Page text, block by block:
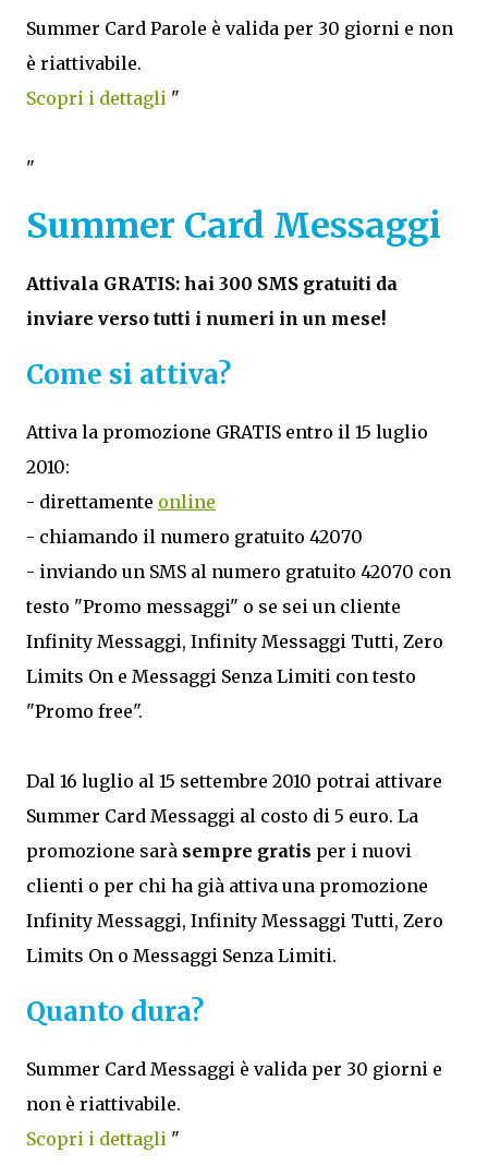
Summer Card Parole è valida per 30 giorni e non
è riattivabile.
Scopri i dettagli "
"
Summer Card Messaggi
Attivala GRATIS: hai 300 SMS gratuiti da
inviare verso tutti i numeri in un mese!
Come si attiva?
Attiva la promozione GRATIS entro il 15 luglio
2010:
- direttamente online
- chiamando il numero gratuito 42070
- inviando un SMS al numero gratuito 42070 con
testo "Promo messaggi" o se sei un cliente
Infinity Messaggi, Infinity Messaggi Tutti, Zero
Limits On e Messaggi Senza Limiti con testo
"Promo free".
Dal 16 luglio al 15 settembre 2010 potrai attivare
Summer Card Messaggi al costo di 5 euro. La
promozione sarà sempre gratis per i nuovi
clienti o per chi ha già attiva una promozione
Infinity Messaggi, Infinity Messaggi Tutti, Zero
Limits On o Messaggi Senza Limiti.
Quanto dura?
Summer Card Messaggi è valida per 30 giorni e
non è riattivabile.
Scopri i dettagli "